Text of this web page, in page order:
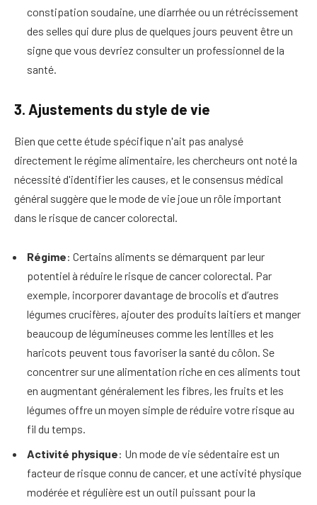
constipation soudaine, une diarrhée ou un rétrécissement
des selles qui dure plus de quelques jours peuvent être un
signe que vous devriez consulter un professionnel de la
santé.
3. Ajustements du style de vie
Bien que cette étude spécifique n'ait pas analysé
directement le régime alimentaire, les chercheurs ont noté la
nécessité d'identifier les causes, et le consensus médical
général suggère que le mode de vie joue un rôle important
dans le risque de cancer colorectal.
Régime: Certains aliments se démarquent par leur
potentiel à réduire le risque de cancer colorectal. Par
exemple, incorporer davantage de brocolis et d’autres
légumes crucifères, ajouter des produits laitiers et manger
beaucoup de légumineuses comme les lentilles et les
haricots peuvent tous favoriser la santé du côlon. Se
concentrer sur une alimentation riche en ces aliments tout
en augmentant généralement les fibres, les fruits et les
légumes offre un moyen simple de réduire votre risque au
fil du temps.
Activité physique: Un mode de vie sédentaire est un
facteur de risque connu de cancer, et une activité physique
modérée et régulière est un outil puissant pour la